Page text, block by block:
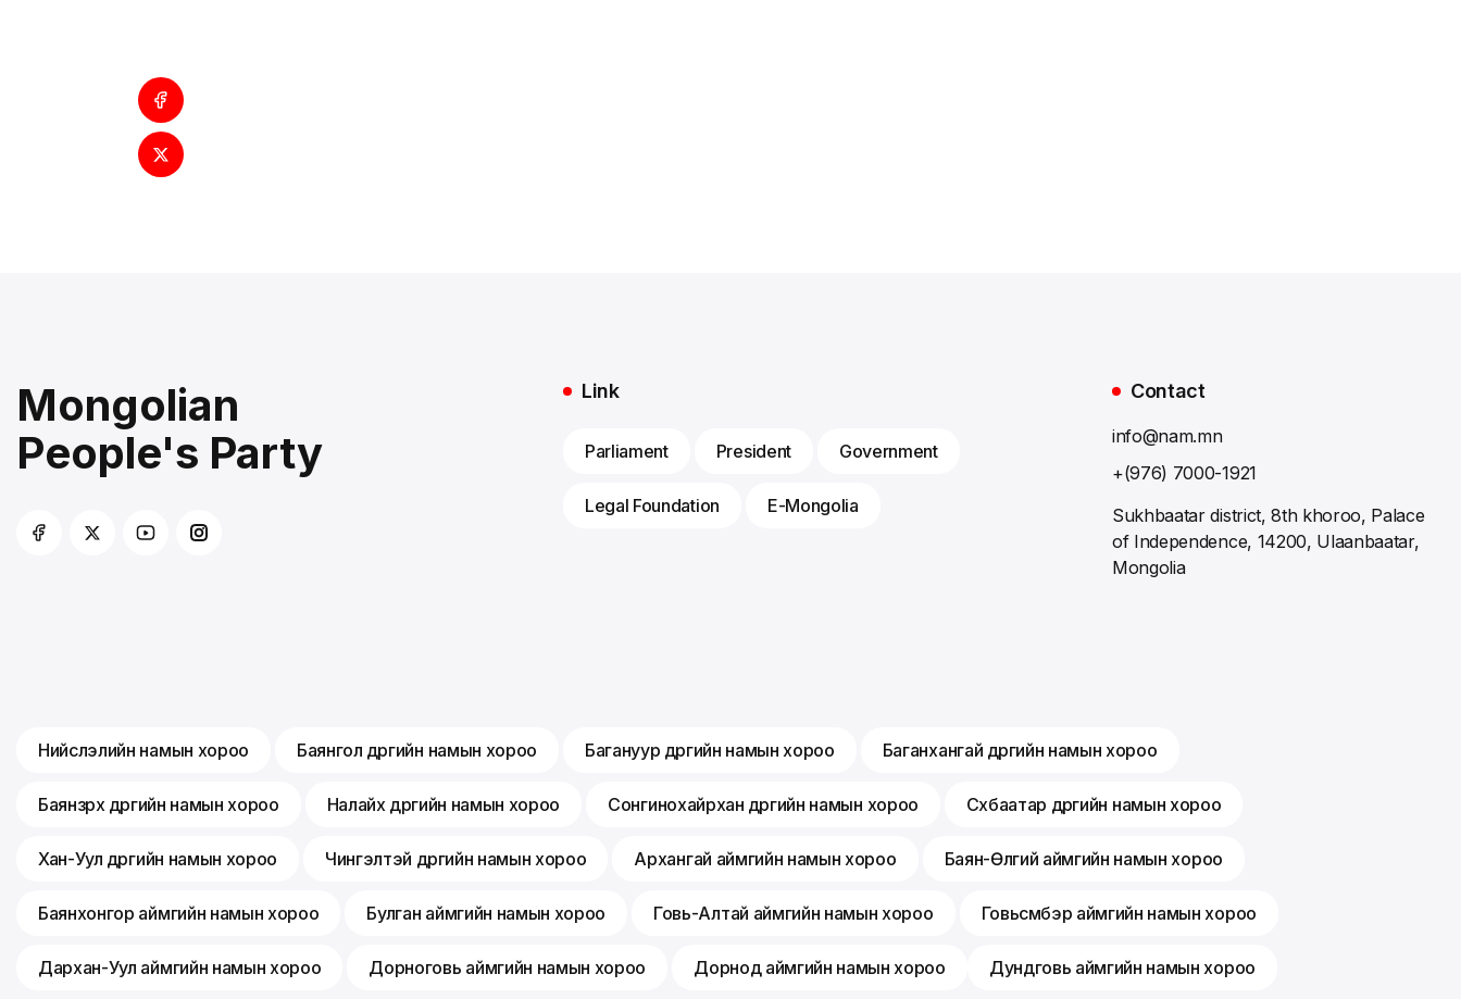
Mongolian
People's Party
Link
Parliament President Government
Legal Foundation E-Mongolia
Contact
info@nam.mn
+(976) 7000-1921
Sukhbaatar district, 8th khoroo, Palace
of Independence, 14200, Ulaanbaatar,
Mongolia
Нийслэлийн намын хороо Баянгол дүүргийн намын хороо Багануур дүүргийн намын хороо Баганхангай дүүргийн намын хороо
Баянзүрх дүүргийн намын хороо Налайх дүүргийн намын хороо Сонгинохайрхан дүүргийн намын хороо Сүхбаатар дүүргийн намын хороо
Хан-Уул дүүргийн намын хороо Чингэлтэй дүүргийн намын хороо Архангай аймгийн намын хороо Баян-Өлгий аймгийн намын хороо
Баянхонгор аймгийн намын хороо Булган аймгийн намын хороо Говь-Алтай аймгийн намын хороо Говьсүмбэр аймгийн намын хороо
Дархан-Уул аймгийн намын хороо Дорноговь аймгийн намын хороо Дорнод аймгийн намын хороо Дундговь аймгийн намын хороо